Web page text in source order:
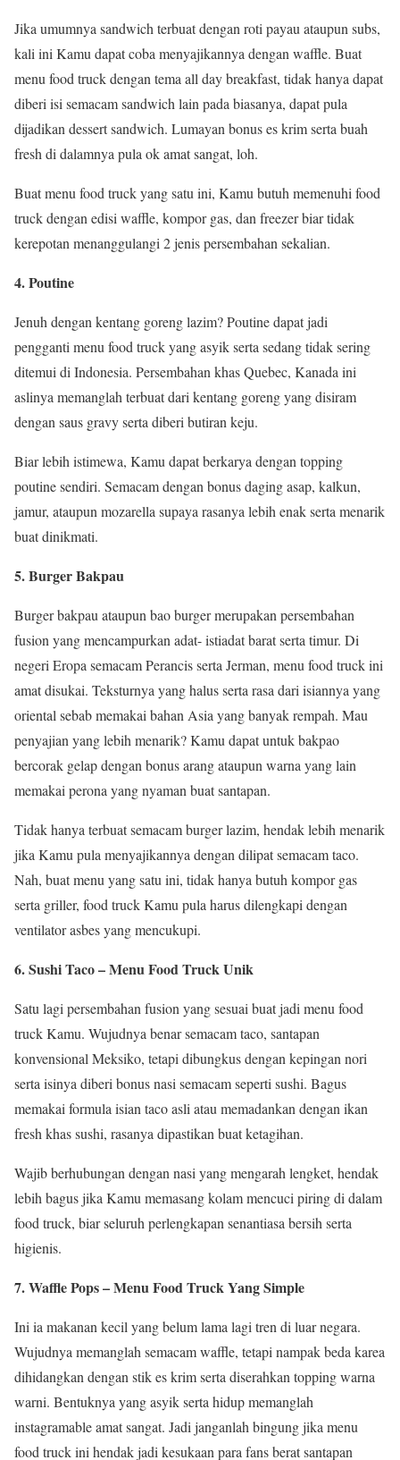
Jika umumnya sandwich terbuat dengan roti payau ataupun subs,
kali ini Kamu dapat coba menyajikannya dengan waffle. Buat
menu food truck dengan tema all day breakfast, tidak hanya dapat
diberi isi semacam sandwich lain pada biasanya, dapat pula
dijadikan dessert sandwich. Lumayan bonus es krim serta buah
fresh di dalamnya pula ok amat sangat, loh.
Buat menu food truck yang satu ini, Kamu butuh memenuhi food
truck dengan edisi waffle, kompor gas, dan freezer biar tidak
kerepotan menanggulangi 2 jenis persembahan sekalian.
4. Poutine
Jenuh dengan kentang goreng lazim? Poutine dapat jadi
pengganti menu food truck yang asyik serta sedang tidak sering
ditemui di Indonesia. Persembahan khas Quebec, Kanada ini
aslinya memanglah terbuat dari kentang goreng yang disiram
dengan saus gravy serta diberi butiran keju.
Biar lebih istimewa, Kamu dapat berkarya dengan topping
poutine sendiri. Semacam dengan bonus daging asap, kalkun,
jamur, ataupun mozarella supaya rasanya lebih enak serta menarik
buat dinikmati.
5. Burger Bakpau
Burger bakpau ataupun bao burger merupakan persembahan
fusion yang mencampurkan adat- istiadat barat serta timur. Di
negeri Eropa semacam Perancis serta Jerman, menu food truck ini
amat disukai. Teksturnya yang halus serta rasa dari isiannya yang
oriental sebab memakai bahan Asia yang banyak rempah. Mau
penyajian yang lebih menarik? Kamu dapat untuk bakpao
bercorak gelap dengan bonus arang ataupun warna yang lain
memakai perona yang nyaman buat santapan.
Tidak hanya terbuat semacam burger lazim, hendak lebih menarik
jika Kamu pula menyajikannya dengan dilipat semacam taco.
Nah, buat menu yang satu ini, tidak hanya butuh kompor gas
serta griller, food truck Kamu pula harus dilengkapi dengan
ventilator asbes yang mencukupi.
6. Sushi Taco – Menu Food Truck Unik
Satu lagi persembahan fusion yang sesuai buat jadi menu food
truck Kamu. Wujudnya benar semacam taco, santapan
konvensional Meksiko, tetapi dibungkus dengan kepingan nori
serta isinya diberi bonus nasi semacam seperti sushi. Bagus
memakai formula isian taco asli atau memadankan dengan ikan
fresh khas sushi, rasanya dipastikan buat ketagihan.
Wajib berhubungan dengan nasi yang mengarah lengket, hendak
lebih bagus jika Kamu memasang kolam mencuci piring di dalam
food truck, biar seluruh perlengkapan senantiasa bersih serta
higienis.
7. Waffle Pops – Menu Food Truck Yang Simple
Ini ia makanan kecil yang belum lama lagi tren di luar negara.
Wujudnya memanglah semacam waffle, tetapi nampak beda karea
dihidangkan dengan stik es krim serta diserahkan topping warna
warni. Bentuknya yang asyik serta hidup memanglah
instagramable amat sangat. Jadi janganlah bingung jika menu
food truck ini hendak jadi kesukaan para fans berat santapan